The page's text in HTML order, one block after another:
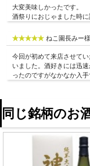
酸度
－
原料米
千本
酵母
－
日本酒度・酸度のバランス
ください）
●日本酒度とは？：＋傾向
西条鶴酒造（株
大変美味しかったです。
酒祭りにおじゃました時
ねこ園長みー様
今回が初めて来店させて
いました。酒好きには迅
ったのですがなかなか入
同じ銘柄のお